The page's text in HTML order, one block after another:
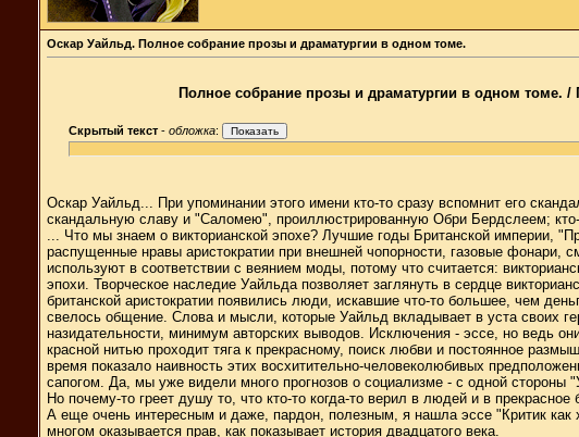
Оскар Уайльд. Полное собрание прозы и драматургии в одном томе.
Полное собрание прозы и драматургии в одном томе.
Скрытый текст - обложка:
Оскар Уайльд... При упоминании этого имени кто-то сразу вспомнит его
скандальную славу и "Саломею", проиллюстрированную Обри Бердслеем;
... Что мы знаем о викторианской эпохе? Лучшие годы Британской империи,
распущенные нравы аристократии при внешней чопорности, газовые фонари,
используют в соответствии с веянием моды, потому что считается:
эпохи. Творческое наследие Уайльда позволяет заглянуть в сердце
британской аристократии появились люди, искавшие что-то большее, чем
свелось общение. Слова и мысли, которые Уайльд вкладывает в уста своих
назидательности, минимум авторских выводов. Исключения - эссе, но ведь
красной нитью проходит тяга к прекрасному, поиск любви и постоянное
время показало наивность этих восхитительно-человеколюбивых
сапогом. Да, мы уже видели много прогнозов о социализме - с одной стороны
Но почему-то греет душу то, что кто-то когда-то верил в людей и в прекрасное
А еще очень интересным и даже, пардон, полезным, я нашла эссе "Критик
многом оказывается прав, как показывает история двадцатого века.